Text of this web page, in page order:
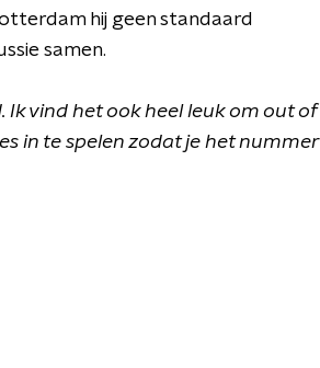
hij geen standaard
samen.
Ik vind het ook heel leuk om out of
in te spelen zodat je het nummer